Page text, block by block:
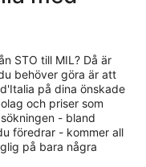
STO till MIL? Då är
behöver göra är att
på dina önskade
och priser som
- bland
föredrar - kommer all
på bara några